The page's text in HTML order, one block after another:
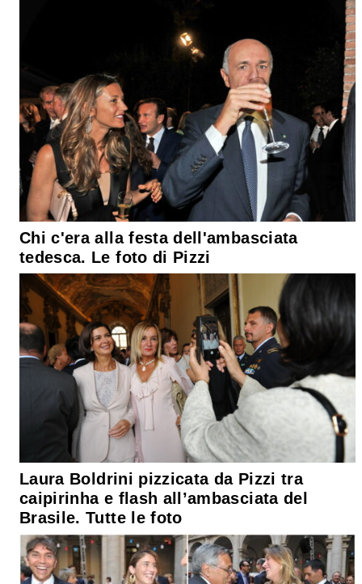
Chi c'era alla festa dell'ambasciata
tedesca. Le foto di Pizzi
Laura Boldrini pizzicata da Pizzi tra
caipirinha e flash all’ambasciata del
Brasile. Tutte le foto